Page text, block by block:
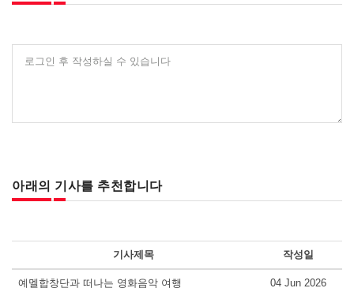
로그인 후 작성하실 수 있습니다
아래의 기사를 추천합니다
기사제목 작성일
예멜합창단과 떠나는 영화음악 여행 04 Jun 2026